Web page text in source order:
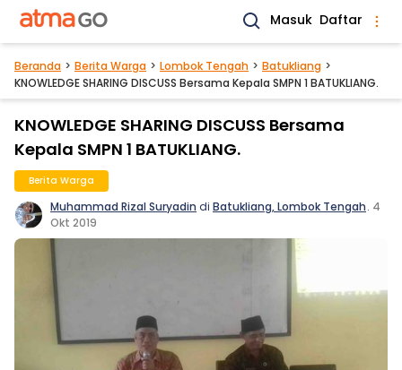
Masuk Daftar
Beranda Berita Warga Lombok Tengah
Batukliang
KNOWLEDGE SHARING DISCUSS Bersama Kepala SMPN 1 BATUKLIANG.
KNOWLEDGE SHARING DISCUSS Bersama
Kepala SMPN 1 BATUKLIANG.
Berita Warga
Muhammad Rizal Suryadin di Batukliang, Lombok Tengah. 4
Okt 2019